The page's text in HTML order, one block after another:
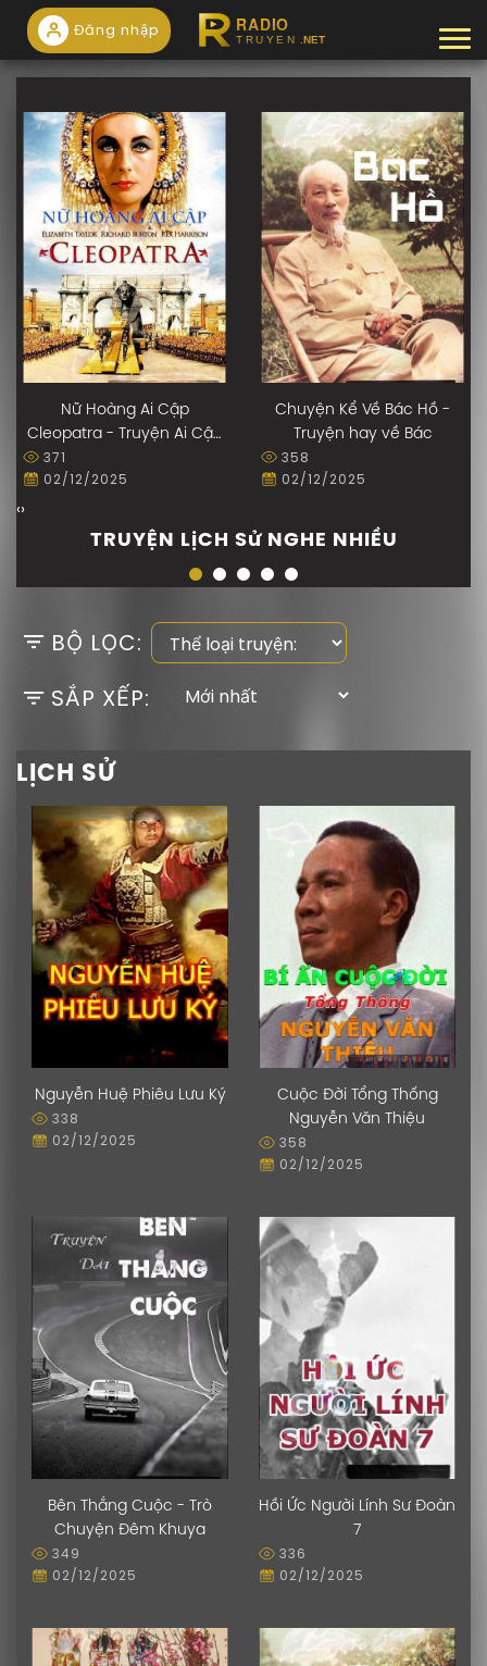
Đăng nhập
Nữ Hoàng Ai Cập
Cleopatra - Truyện Ai Cập
371
02/12/2025
Chuyện Kể Về Bác Hồ -
Truyện hay về Bác
358
02/12/2025
‹›
TRUYỆN LịCH Sử NGHE NHIỀU
BỘ LỌC:
SẮP XẾP:
LỊCH SỬ
Nguyễn Huệ Phiêu Lưu Ký
338
02/12/2025
Cuộc Đời Tổng Thống
Nguyễn Văn Thiệu
358
02/12/2025
Bên Thắng Cuộc - Trò
Chuyện Đêm Khuya
349
02/12/2025
Hồi Ức Người Lính Sư Đoàn
7
336
02/12/2025